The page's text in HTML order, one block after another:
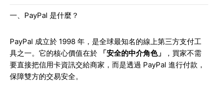
一、PayPal 是什麼？
PayPal 成立於 1998 年，是全球最知名的線上第三方支付工
具之一。它的核心價值在於
「安全的中介角色」
，買家不需
要直接把信用卡資訊交給商家，而是透過 PayPal 進行付款，
保障雙方的交易安全。